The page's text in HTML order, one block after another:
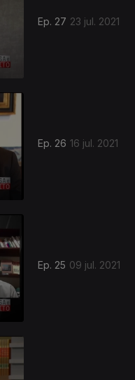
Ep. 27 23 jul. 2021
Ep. 26 16 jul. 2021
Ep. 25 09 jul. 2021